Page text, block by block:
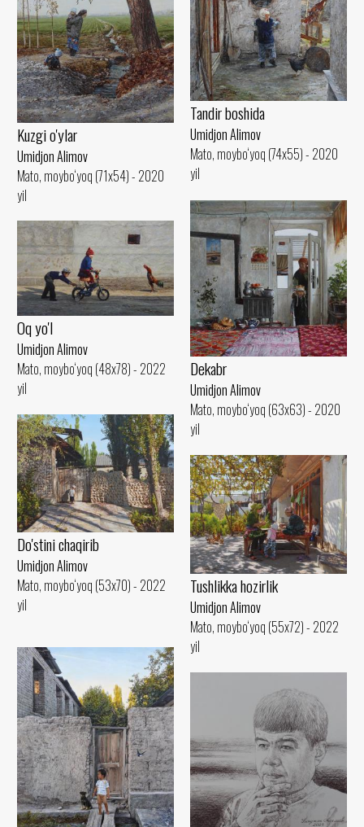
Tandir boshida
Umidjon Alimov
Mato, moybo‘yoq (74x55) - 2020
yil
Kuzgi o'ylar
Umidjon Alimov
Mato, moybo‘yoq (71x54) - 2020
yil
Dekabr
Umidjon Alimov
Mato, moybo‘yoq (63x63) - 2020
yil
Oq yo'l
Umidjon Alimov
Mato, moybo‘yoq (48x78) - 2022
yil
Do'stini chaqirib
Umidjon Alimov
Mato, moybo‘yoq (53x70) - 2022
yil
Tushlikka hozirlik
Umidjon Alimov
Mato, moybo‘yoq (55x72) - 2022
yil